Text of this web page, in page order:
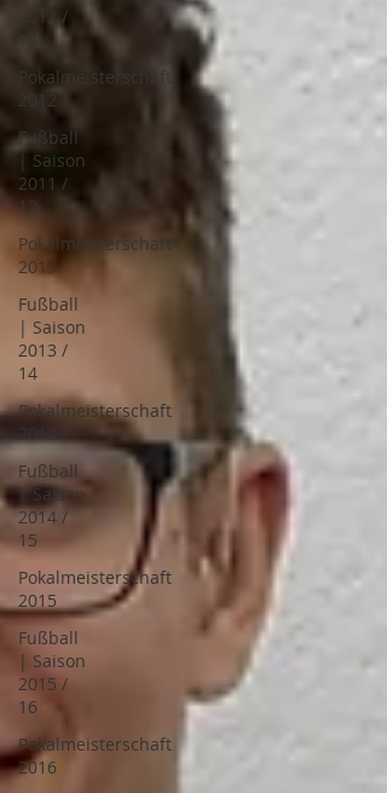
2012 /
13
Pokalmeisterschaft
2012
Fußball
| Saison
2011 /
12
Pokalmeisterschaft
2013
Fußball
| Saison
2013 /
14
Pokalmeisterschaft
2014
Fußball
| Saison
2014 /
15
Pokalmeisterschaft
2015
Fußball
| Saison
2015 /
16
Pokalmeisterschaft
2016